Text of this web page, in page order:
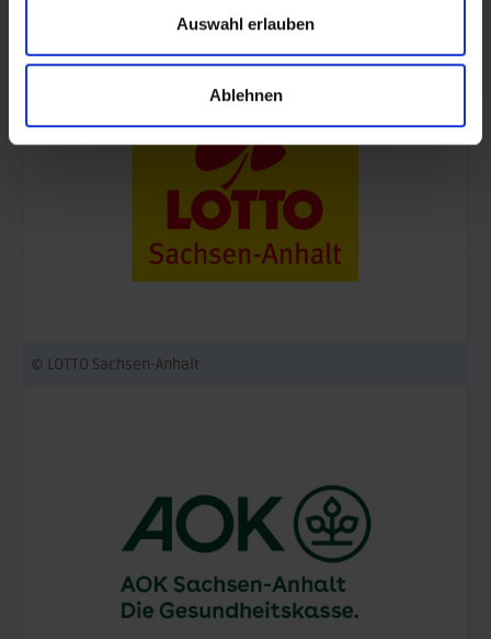
Auswahl erlauben
Ablehnen
© LOTTO Sachsen-Anhalt